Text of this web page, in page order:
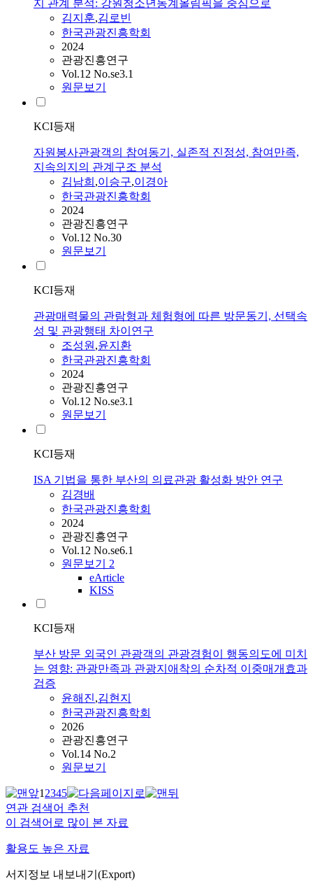
지 관계 분석: 강원청소년동계올림픽을 중심으로
김지훈,김로빈
한국관광진흥학회
2024
관광진흥연구
Vol.12 No.se3.1
원문보기
KCI등재
자원봉사관광객의 참여동기, 실존적 진정성, 참여만족,
지속의지의 관계구조 분석
김남희 ,이승구,이경아
한국관광진흥학회
2024
관광진흥연구
Vol.12 No.30
원문보기
KCI등재
관광매력물의 관람형과 체험형에 따른 방문동기, 선택속
성 및 관광행태 차이연구
조성원,윤지환
한국관광진흥학회
2024
관광진흥연구
Vol.12 No.se3.1
원문보기
KCI등재
ISA 기법을 통한 부산의 의료관광 활성화 방안 연구
김경배
한국관광진흥학회
2024
관광진흥연구
Vol.12 No.se6.1
원문보기 2
eArticle
KISS
KCI등재
부산 방문 외국인 관광객의 관광경험이 행동의도에 미치
는 영향: 관광만족과 관광지애착의 순차적 이중매개효과
검증
윤해진,김현지
한국관광진흥학회
2026
관광진흥연구
Vol.14 No.2
원문보기
12345
연관 검색어 추천
이 검색어로 많이 본 자료
활용도 높은 자료
서지정보 내보내기(Export)